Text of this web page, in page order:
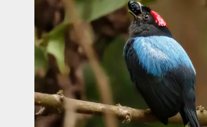
+49 89 8578 3601
christina.bielmeier@...